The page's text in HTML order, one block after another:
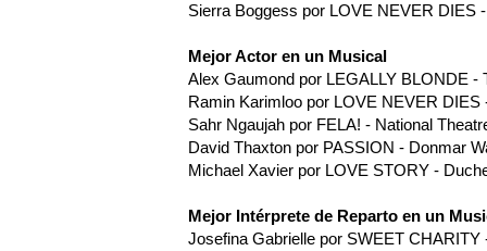
Sierra Boggess por LOVE NEVER DIES
Mejor Actor en un Musical
Alex Gaumond por LEGALLY BLONDE -
Ramin Karimloo por LOVE NEVER DIES
Sahr Ngaujah por FELA! - National
David Thaxton por PASSION - Donmar
Michael Xavier por LOVE STORY -
Mejor Intérprete de Reparto en un
Josefina Gabrielle por SWEET